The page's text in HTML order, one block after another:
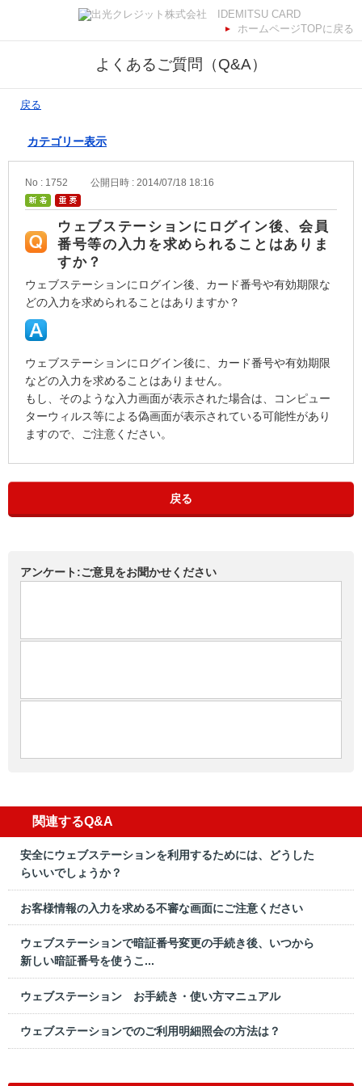
ホームページTOPに戻る
よくあるご質問（Q&A）
戻る
カテゴリー表示
No : 1752 公開日時 : 2014/07/18 18:16
ウェブステーションにログイン後、会員
番号等の入力を求められることはありま
すか？
ウェブステーションにログイン後、カード番号や有効期限な
どの入力を求められることはありますか？
ウェブステーションにログイン後に、カード番号や有効期限
などの入力を求めることはありません。
もし、そのような入力画面が表示された場合は、コンピュー
ターウィルス等による偽画面が表示されている可能性があり
ますので、ご注意ください。
戻る
アンケート:ご意見をお聞かせください
関連するQ&A
安全にウェブステーションを利用するためには、どうした
らいいでしょうか？
お客様情報の入力を求める不審な画面にご注意ください
ウェブステーションで暗証番号変更の手続き後、いつから
新しい暗証番号を使うこ...
ウェブステーション お手続き・使い方マニュアル
ウェブステーションでのご利用明細照会の方法は？